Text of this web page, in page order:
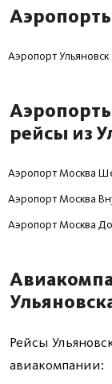
Аэропорт Ульяновск
рейсы из
Аэропорт Москва
Аэропорт Москва
Аэропорт Москва
Рейсы
авиакомпании: